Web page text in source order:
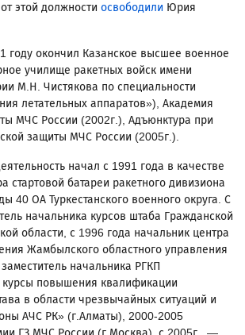
этой должности освободили Юрия
году окончил Казанское высшее военное
училище ракетных войск имени
М.Н. Чистякова по специальности
летательных аппаратов»), Академия
МЧС России (2002г.), Адъюнктура при
защиты МЧС России (2005г.).
начал с 1991 года в качестве
стартовой батареи ракетного дивизиона
40 ОА Туркестанского военного округа. С
начальника курсов штаба Гражданской
области, с 1996 года начальник центра
Жамбылского областного управления
начальника РГКП
курсы повышения квалификации
в области чрезвычайных ситуаций и
АЧС РК» (г.Алматы), 2000-2005